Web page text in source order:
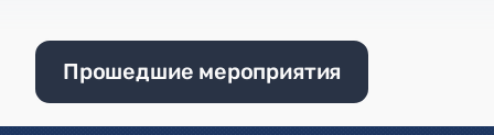
Прошедшие мероприятия